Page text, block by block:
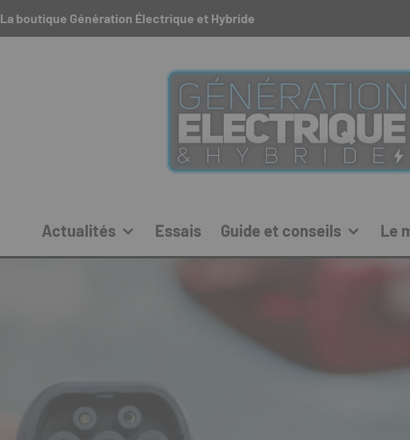
La boutique Génération Électrique et Hybride
Actualités Essais Guide et conseils Le